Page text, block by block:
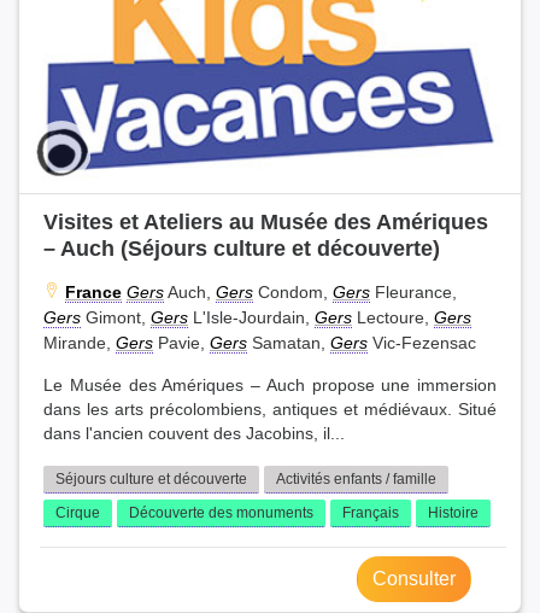
Visites et Ateliers au Musée des Amériques
– Auch (Séjours culture et découverte)
France GersAuch, Gers Condom, Gers Fleurance,
Gers Gimont, Gers L'Isle-Jourdain, Gers Lectoure, Gers
Mirande, Gers Pavie, Gers Samatan, Gers Vic-Fezensac
Le Musée des Amériques – Auch propose une immersion
dans les arts précolombiens, antiques et médiévaux. Situé
dans l'ancien couvent des Jacobins, il...
Séjours culture et découverte
Activités enfants / famille
Cirque
Découverte des monuments Français Histoire
Consulter